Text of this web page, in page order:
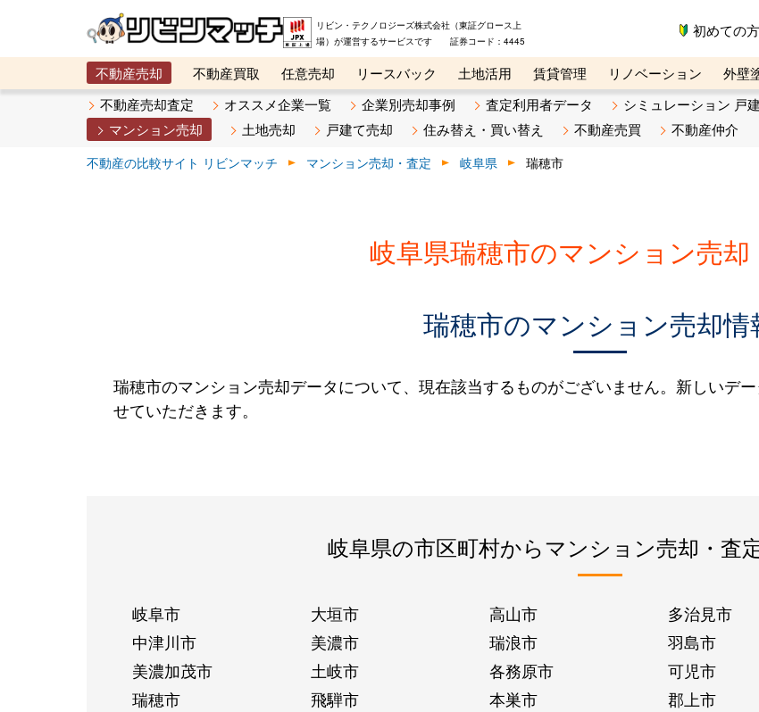
リビン・テクノロジーズ株式会社（東証グロース上
場）が運営するサービスです 証券コード：4445
初めての
不動産売却 不動産買取 任意売却 リースバック 土地活用 賃貸管理 リノベーション 外壁
メタ住宅展示場
ベスト不動産カンパニー オンライン講座 リビンマガジンBiz 不動産売却ご相談デス
不動産売却査定 オススメ企業一覧 企業別売却事例 査定利用者データ
シミュレーション 戸
マンション売却
土地売却 戸建て売却 住み替え・買い替え 不動産売買 不動産仲介
不動産の比較サイト リビンマッチ マンション売却・査定 岐阜県 瑞穂市
岐阜県瑞穂市のマンション売却
瑞穂市のマンション売却情
瑞穂市のマンション売却データについて、現在該当するものがございません。新しいデ
せていただきます。
岐阜県の市区町村からマンション売却・査
岐阜市 大垣市 高山市 多治見市
中津川市
美濃市 瑞浪市 羽島市
美濃加茂市
土岐市 各務原市 可児市
瑞穂市
飛騨市 本巣市 郡上市